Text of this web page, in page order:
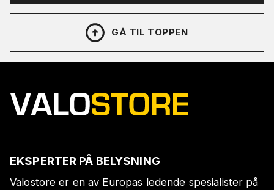
GÅ TIL TOPPEN
EKSPERTER PÅ BELYSNING
Valostore er en av Europas ledende spesialister på